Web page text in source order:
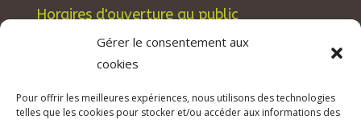
Gérer le consentement aux
cookies
Pour offrir les meilleures expériences, nous utilisons des technologies
telles que les cookies pour stocker et/ou accéder aux informations des
Horaires d'ouverture au public
Les lundis, mardis et jeudis : de 8h à 12h et de
13h30 à 17h30.
Les vendredis : de 8h à 12h.